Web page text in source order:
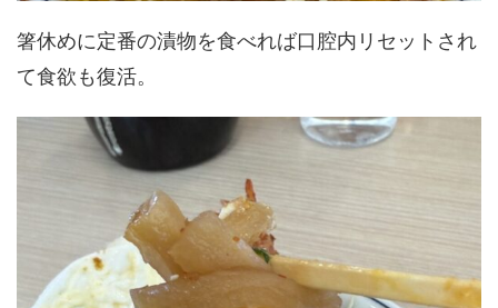
箸休めに定番の漬物を食べれば口腔内リセットされ
て食欲も復活。